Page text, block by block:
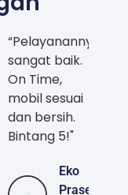
“Pelayanannya
sangat baik.
On Time,
mobil sesuai
dan bersih.
Bintang 5!"
Eko
Prasetya